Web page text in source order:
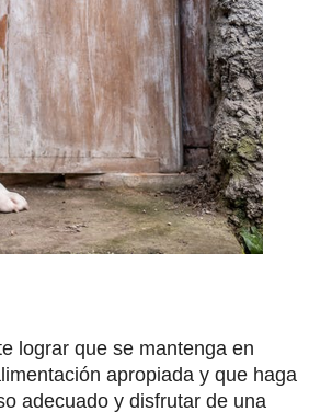
lograr que se mantenga en
apropiada y que haga
adecuado y disfrutar de una